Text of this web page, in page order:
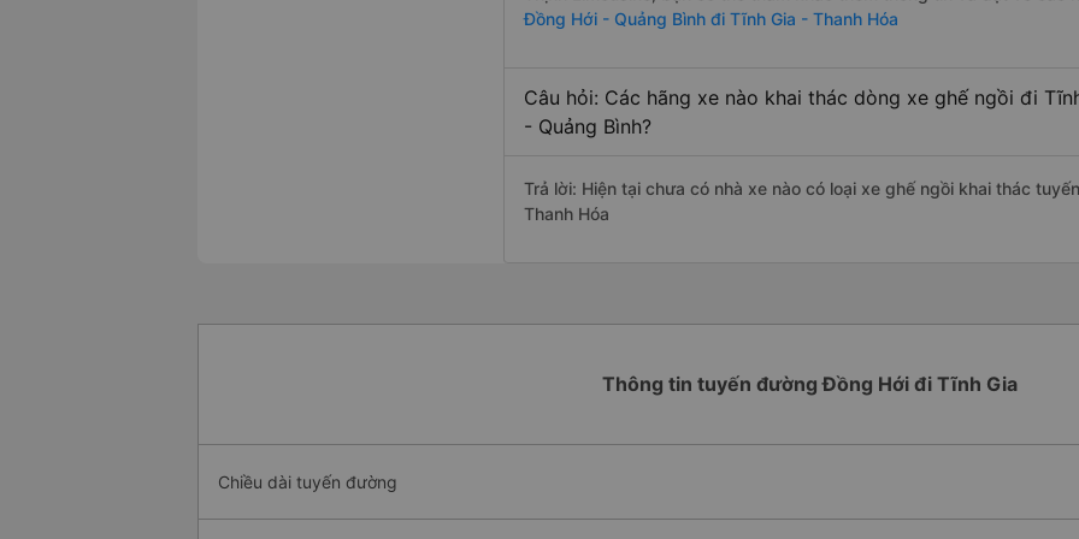
Đồng Hới - Quảng Bình đi Tĩnh Gia - Thanh Hóa
Câu hỏi: Các hãng xe nào khai thác dòng xe ghế ngồi đi
- Quảng Bình?
Trả lời: Hiện tại chưa có nhà xe nào có loại xe ghế ngồi khai thác
Thanh Hóa
Thông tin tuyến đường Đồng Hới đi Tĩnh Gia
Chiều dài tuyến đường